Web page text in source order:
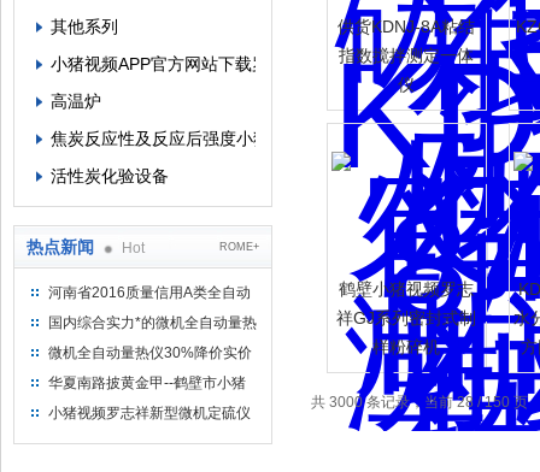
其他系列
小猪视频APP官方网站下载罗志祥
高温炉
焦炭反应性及反应后强度小猪视频APP官方网站下载罗志祥
活性炭化验设备
热点新闻 Hot ROME+
河南省2016质量信用A类全自动
量热仪
国内综合实力*的微机全自动量热
仪制造企业
微机全自动量热仪30%降价实价
出售
华夏南路披黄金甲--鹤壁市小猪
视频罗志祥仪器仪表有限公司
小猪视频罗志祥新型微机定硫仪
供货KDNJ-8A粘结
指数搅拌测定一体
仪
鹤壁小猪视频罗志
祥GJ系列密封式制
样粉碎机
水
共 3000 条记录，当前 28 / 150 页